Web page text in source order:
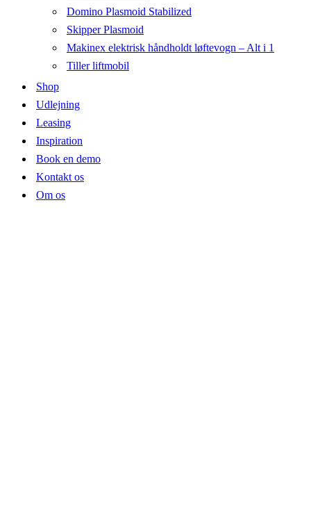
Domino Plasmoid Stabilized
Skipper Plasmoid
Makinex elektrisk håndholdt løftevogn – Alt i 1
Tiller liftmobil
Shop
Udlejning
Leasing
Inspiration
Book en demo
Kontakt os
Om os